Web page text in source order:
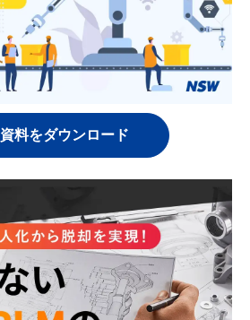
資料をダウンロード